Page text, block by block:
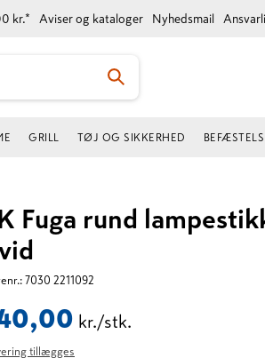
kr.* Aviser og kataloger Nyhedsmail
GRILL TØJ OG SIKKERHED
Fuga rund
7030 2211092
kr./stk.
tillægges